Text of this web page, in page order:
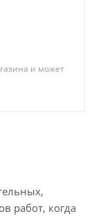
и может
работ, когда